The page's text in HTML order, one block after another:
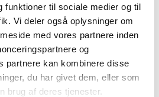
funktioner til sociale medier og til
Vi deler også oplysninger om
med vores partnere inden
og
partnere kan kombinere disse
du har givet dem, eller som
brug af deres tjenester.
i flaske med 100 ml får
tilskud.